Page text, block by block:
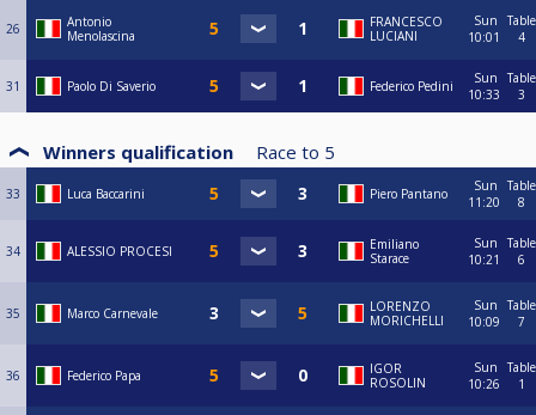
26
Antonio
Menolascina
FRANCESCO
LUCIANI
Sun
10:01
Table
4
31 Paolo Di Saverio Federico Pedini
Sun
10:33
Table
3
Winners qualification Race to 5
33 Luca Baccarini Piero Pantano
Sun
11:20
Table
8
34 ALESSIO PROCESI
Emiliano
Starace
Sun
10:21
Table
6
35 Marco Carnevale
LORENZO
MORICHELLI
Sun
10:09
Table
7
36 Federico Papa
IGOR
ROSOLIN
Sun
10:26
Table
1